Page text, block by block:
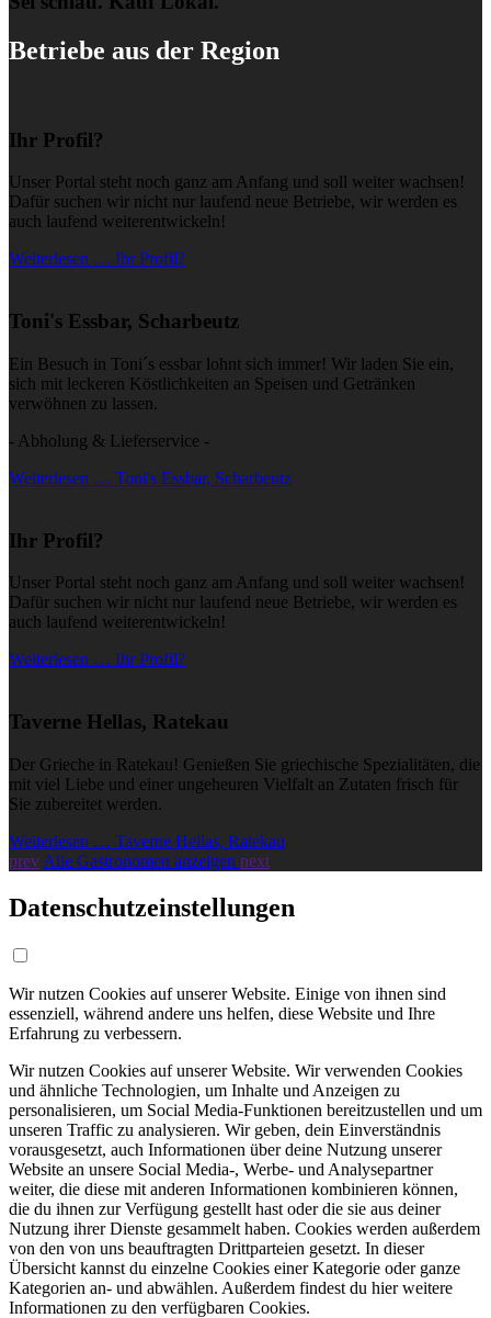
Betriebe aus der Region
Ihr Profil?
Unser Portal steht noch ganz am Anfang und soll weiter wachsen!
Dafür suchen wir nicht nur laufend neue Betriebe, wir werden es
auch laufend weiterentwickeln!
Weiterlesen … Ihr Profil?
Toni's Essbar, Scharbeutz
Ein Besuch in Toni´s essbar lohnt sich immer! Wir laden Sie ein,
sich mit leckeren Köstlichkeiten an Speisen und Getränken
verwöhnen zu lassen.
- Abholung & Lieferservice -
Weiterlesen … Toni's Essbar, Scharbeutz
Ihr Profil?
Unser Portal steht noch ganz am Anfang und soll weiter wachsen!
Dafür suchen wir nicht nur laufend neue Betriebe, wir werden es
auch laufend weiterentwickeln!
Weiterlesen … Ihr Profil?
Taverne Hellas, Ratekau
Der Grieche in Ratekau! Genießen Sie griechische Spezialitäten, die
mit viel Liebe und einer ungeheuren Vielfalt an Zutaten frisch für
Sie zubereitet werden.
Weiterlesen … Taverne Hellas, Ratekau
prev Alle Gastronomen anzeigen next
Datenschutzeinstellungen
Wir nutzen Cookies auf unserer Website. Einige von ihnen sind
essenziell, während andere uns helfen, diese Website und Ihre
Erfahrung zu verbessern.
Wir nutzen Cookies auf unserer Website. Wir verwenden Cookies
und ähnliche Technologien, um Inhalte und Anzeigen zu
personalisieren, um Social Media-Funktionen bereitzustellen und um
unseren Traffic zu analysieren. Wir geben, dein Einverständnis
vorausgesetzt, auch Informationen über deine Nutzung unserer
Website an unsere Social Media-, Werbe- und Analysepartner
weiter, die diese mit anderen Informationen kombinieren können,
die du ihnen zur Verfügung gestellt hast oder die sie aus deiner
Nutzung ihrer Dienste gesammelt haben. Cookies werden außerdem
von den von uns beauftragten Drittparteien gesetzt. In dieser
Übersicht kannst du einzelne Cookies einer Kategorie oder ganze
Kategorien an- und abwählen. Außerdem findest du hier weitere
Informationen zu den verfügbaren Cookies.